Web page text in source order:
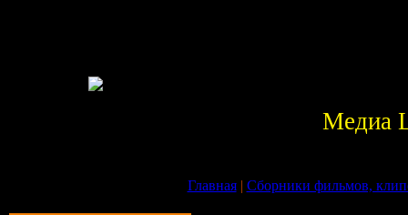
Медиа
Главная| Сборники фильмов,